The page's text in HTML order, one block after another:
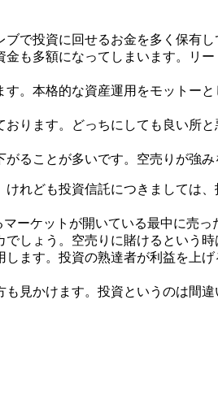
で投資に回せるお金を多く保有
も多額になってしまいます。リ
。本格的な資産運用をモットー
ります。どっちにしても良い所
ることが多いです。空売りが強
れども投資信託につきましては
ーケットが開いている最中に売っ
しょう。空売りに賭けるという
ます。投資の熟達者が利益を上
見かけます。投資というのは間